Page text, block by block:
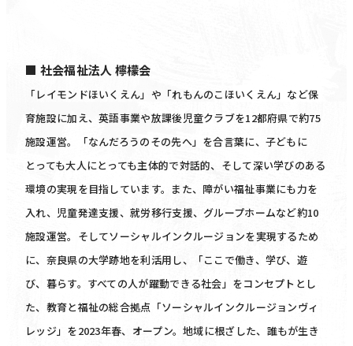
■ 社会福祉法人 檸檬会
「レイモンドほいくえん」や「れもんのこほいくえん」など保
育施設に加え、英語事業や放課後児童クラブを12都府県で約75
施設運営。「なんだろうのその先へ」を合言葉に、子どもに
とっても大人にとっても主体的で対話的、そして深い学びのある
環境の実現を目指しています。また、障がい福祉事業にも力を
入れ、児童発達支援、就労移行支援、グループホームなど約10
施設運営。そしてソーシャルインクルージョンを実現するため
に、奈良県の大学跡地を利活用し、「ここで働き、学び、遊
び、暮らす。すべての人が躍動できる社会」をコンセプトとし
た、教育と福祉の総合拠点「ソーシャルインクルージョンヴィ
レッジ」を2023年春、オープン。地域に根ざした、誰もが生き